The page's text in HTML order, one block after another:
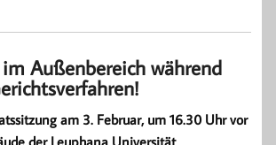
Außenbereich während
am 3. Februar, um 16.30 Uhr vor
der Leuphana Universität